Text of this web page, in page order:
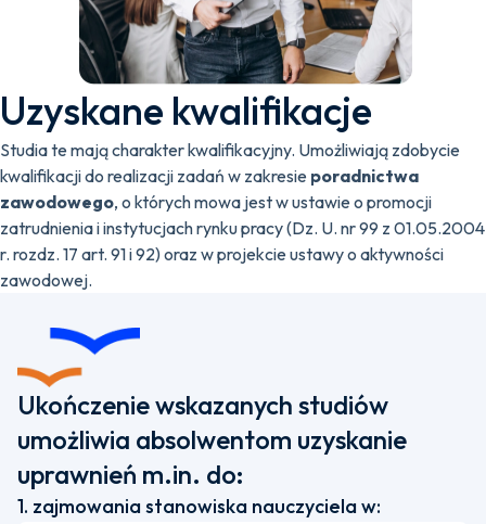
Uzyskane kwalifikacje
Studia te mają charakter kwalifikacyjny. Umożliwiają zdobycie
kwalifikacji do realizacji zadań w zakresie poradnictwa
zawodowego, o których mowa jest w ustawie o promocji
zatrudnienia i instytucjach rynku pracy (Dz. U. nr 99 z 01.05.2004
r. rozdz. 17 art. 91 i 92) oraz w projekcie ustawy o aktywności
zawodowej.
Ukończenie wskazanych studiów
umożliwia absolwentom uzyskanie
uprawnień m.in. do:
1. zajmowania stanowiska nauczyciela w: